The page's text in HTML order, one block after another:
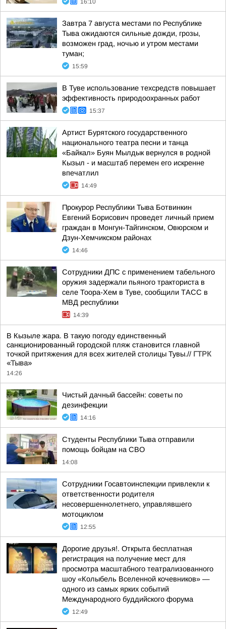
16:10
Завтра 7 августа местами по Республике
Тыва ожидаются сильные дожди, грозы,
возможен град, ночью и утром местами
туман;
15:59
В Туве использование техсредств повышает
эффективность природоохранных работ
15:37
Артист Бурятского государственного
национального театра песни и танца
«Байкал» Буян Мылдык вернулся в родной
Кызыл - и масштаб перемен его искренне
впечатлил
14:49
Прокурор Республики Тыва Ботвинкин
Евгений Борисович проведет личный прием
граждан в Монгун-Тайгинском, Овюрском и
Дзун-Хемчикском районах
14:46
Сотрудники ДПС с применением табельного
оружия задержали пьяного тракториста в
селе Тоора-Хем в Туве, сообщили ТАСС в
МВД республики
14:39
В Кызыле жара. В такую погоду единственный
санкционированный городской пляж становится главной
точкой притяжения для всех жителей столицы Тувы.// ГТРК
«Тыва»
14:26
Чистый дачный бассейн: советы по
дезинфекции
14:16
Студенты Республики Тыва отправили
помощь бойцам на СВО
14:08
Сотрудники Госавтоинспекции привлекли к
ответственности родителя
несовершеннолетнего, управлявшего
мотоциклом
12:55
Дорогие друзья!. Открыта бесплатная
регистрация на получение мест для
просмотра масштабного театрализованного
шоу «Колыбель Вселенной кочевников» —
одного из самых ярких событий
Международного буддийского форума
12:49